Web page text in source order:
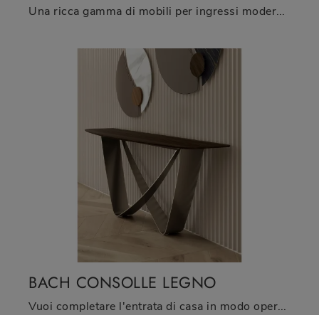
Una ricca gamma di mobili per ingressi moderni: il modello Edis CF 107 Fimar in legno ti attende per completare l'arredamento.
BACH CONSOLLE LEGNO
Vuoi completare l'entrata di casa in modo operativo e pratico? Scopri il modello Bach Consolle Legno di Bontempi in legno!